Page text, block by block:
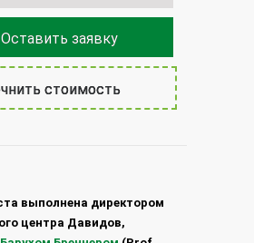
Оставить заявку
стоимость
выполнена директором
центра Давидов,